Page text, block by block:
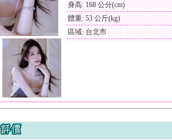
身高: 168 公分(cm)
體重: 53 公斤(kg)
區域: 台北市